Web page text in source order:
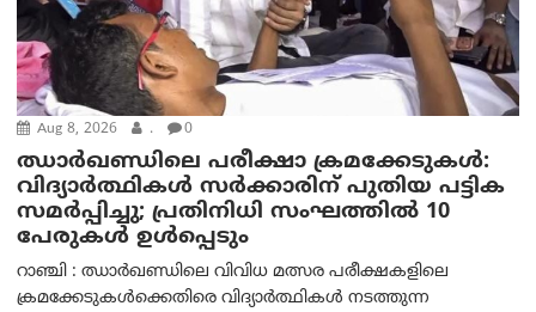
Aug 8, 2026 . 0
ഝാര്‍ഖണ്ഡിലെ പരീക്ഷാ ക്രമക്കേടുകള്‍:
വിദ്യാർത്ഥികൾ സർക്കാരിന് പുതിയ പട്ടിക
സമർപ്പിച്ചു; പ്രതിനിധി സംഘത്തിൽ 10
പേരുകൾ ഉൾപ്പെടും
റാഞ്ചി : ഝാർഖണ്ഡിലെ വിവിധ മത്സര പരീക്ഷകളിലെ
ക്രമക്കേടുകൾക്കെതിരെ വിദ്യാർത്ഥികൾ നടത്തുന്ന